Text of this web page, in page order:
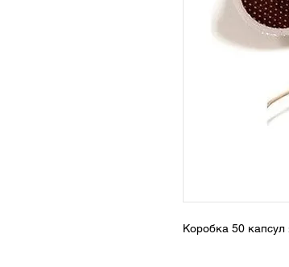
Коробка 50 капсул